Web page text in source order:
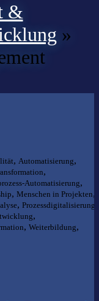
&
»
, Automatisierung,
,
Automatisierung,
, Menschen in Projekten,
, Prozessdigitalisierung
,
, Weiterbildung,